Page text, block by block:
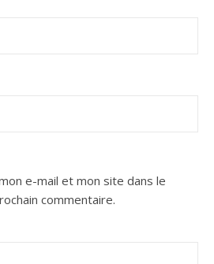
e-mail et mon site dans le
commentaire.